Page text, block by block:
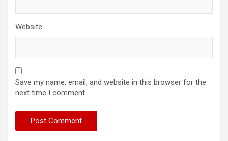
Website
Save my name, email, and website in this browser for the
next time I comment.